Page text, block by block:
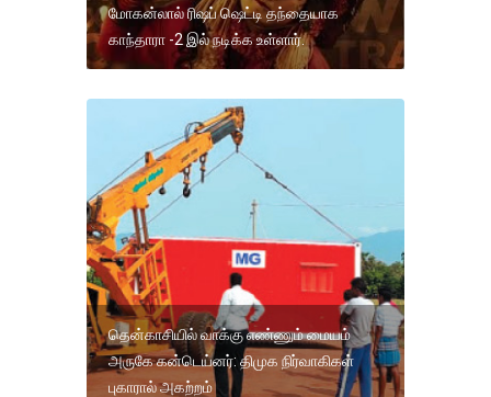
மோகன்லால் ரிஷப் ஷெட்டி தந்தையாக
காந்தாரா -2 இல் நடிக்க உள்ளார்.
தென்காசியில் வாக்கு எண்ணும் மையம்
அருகே கன்டெய்னர்: திமுக நிர்வாகிகள்
புகாரால் அகற்றம்